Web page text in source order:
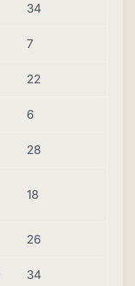
34
7
22
6
28
18
26
34